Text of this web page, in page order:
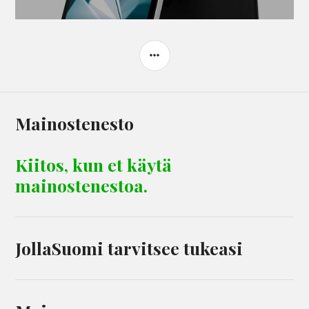
SIDEBAR
Mainostenesto
Kiitos, kun et käytä
mainostenestoa.
JollaSuomi tarvitsee tukeasi